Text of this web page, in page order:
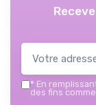
* En
des fins